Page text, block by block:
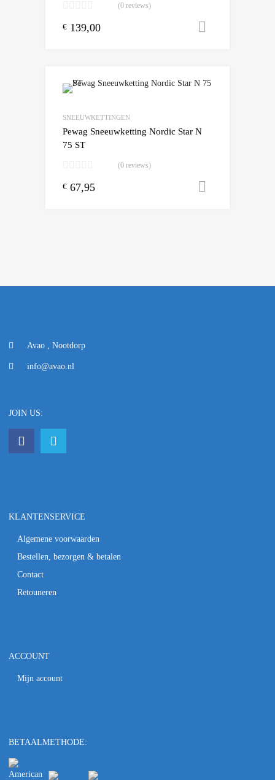
(0 reviews)
€ 139,00
SNEEUWKETTINGEN
Pewag Sneeuwketting Nordic Star N
75 ST
(0 reviews)
€ 67,95
Avao , Nootdorp
info@avao.nl
JOIN US:
KLANTENSERVICE
Algemene voorwaarden
Bestellen, bezorgen & betalen
Contact
Retouneren
ACCOUNT
Mijn account
BETAALMETHODE: